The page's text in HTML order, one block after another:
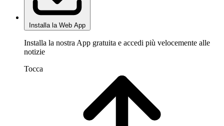
Installa la Web App
Installa la nostra App gratuita e accedi più velocemente alle
notizie
Tocca